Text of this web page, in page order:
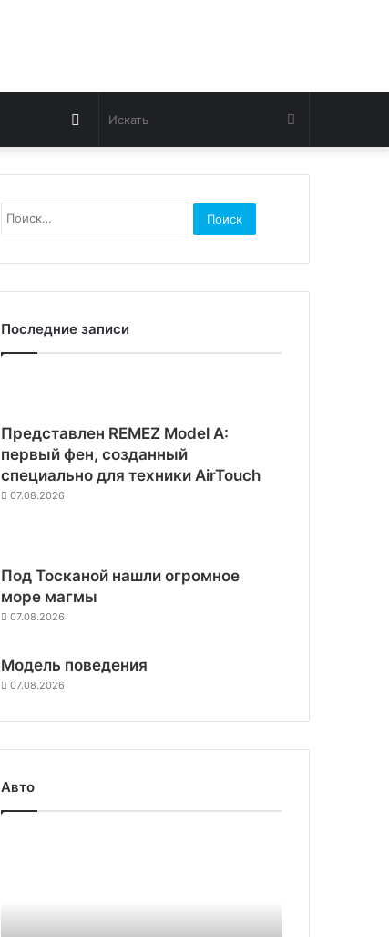
Искать
Switch
skin
Найти:
Последние записи
Представлен REMEZ Model A:
первый фен, созданный
специально для техники AirTouch
07.08.2026
Под Тосканой нашли огромное
море магмы
07.08.2026
Модель поведения
07.08.2026
Авто